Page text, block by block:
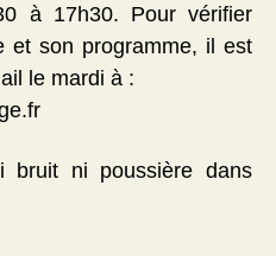
à 17h30. Pour vérifier
et son programme, il est
le mardi à :
bruit ni poussière dans